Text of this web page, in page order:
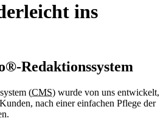
ins
®-Redaktionssystem
(CMS) wurde von uns entwickelt,
nach einer einfachen Pflege der